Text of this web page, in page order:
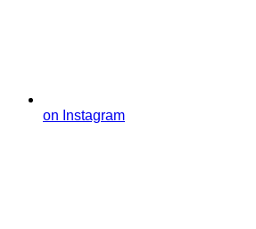
on Instagram